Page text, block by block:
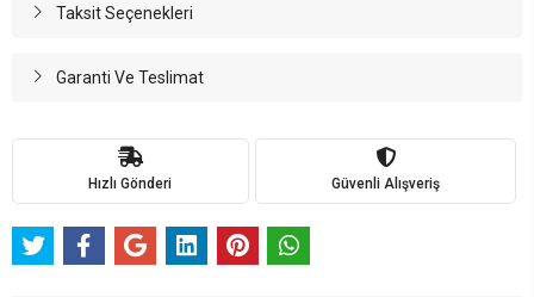
Taksit Seçenekleri
Garanti Ve Teslimat
Hızlı Gönderi Güvenli Alışveriş